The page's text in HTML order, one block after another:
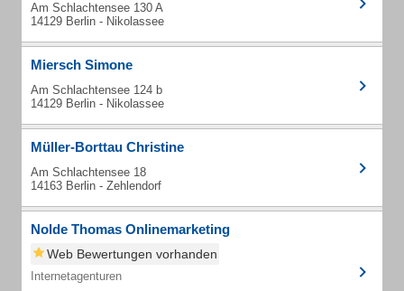
Am Schlachtensee 130 A
14129 Berlin - Nikolassee
Miersch Simone
Am Schlachtensee 124 b
14129 Berlin - Nikolassee
Müller-Borttau Christine
Am Schlachtensee 18
14163 Berlin - Zehlendorf
Nolde Thomas Onlinemarketing
Web Bewertungen vorhanden
Internetagenturen